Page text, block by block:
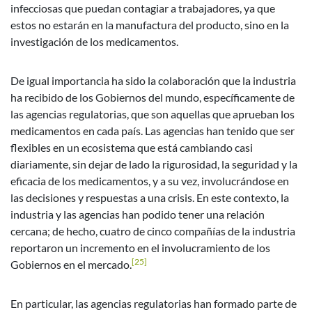
infecciosas que puedan contagiar a trabajadores, ya que
estos no estarán en la manufactura del producto, sino en la
investigación de los medicamentos.
De igual importancia ha sido la colaboración que la industria
ha recibido de los Gobiernos del mundo, específicamente de
las agencias regulatorias, que son aquellas que aprueban los
medicamentos en cada país. Las agencias han tenido que ser
flexibles en un ecosistema que está cambiando casi
diariamente, sin dejar de lado la rigurosidad, la seguridad y la
eficacia de los medicamentos, y a su vez, involucrándose en
las decisiones y respuestas a una crisis. En este contexto, la
industria y las agencias han podido tener una relación
cercana; de hecho, cuatro de cinco compañías de la industria
reportaron un incremento en el involucramiento de los
Gobiernos en el mercado.[25]
En particular, las agencias regulatorias han formado parte de